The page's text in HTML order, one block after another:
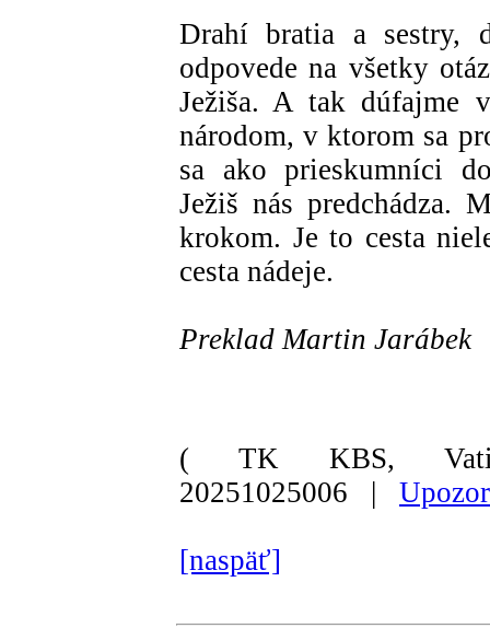
Drahí bratia a sestry,
odpovede na všetky
Ježiša. A tak dúfajme
národom, v ktorom sa
sa ako prieskumníci
Ježiš nás predchádza.
krokom. Je to cesta
cesta nádeje.
Preklad Martin Jarábek
( TK KBS,
20251025006 |
[naspäť]